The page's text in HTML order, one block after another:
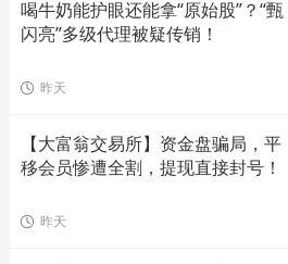
喝牛奶能护眼还能拿“原始股”？“甄
闪亮”多级代理被疑传销！
昨天
【大富翁交易所】资金盘骗局，平
移会员惨遭全割，提现直接封号！
昨天